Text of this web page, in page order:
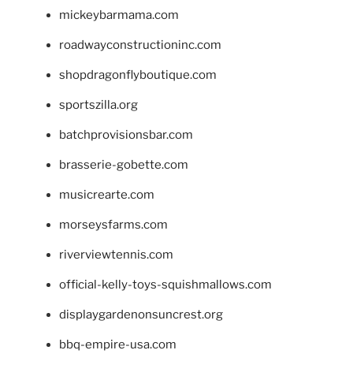
mickeybarmama.com
roadwayconstructioninc.com
shopdragonflyboutique.com
sportszilla.org
batchprovisionsbar.com
brasserie-gobette.com
musicrearte.com
morseysfarms.com
riverviewtennis.com
official-kelly-toys-squishmallows.com
displaygardenonsuncrest.org
bbq-empire-usa.com